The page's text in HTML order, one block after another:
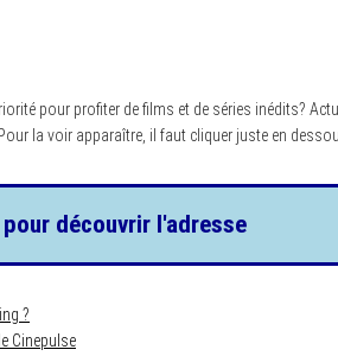
pour profiter de films et de séries inédits?
la voir apparaître, il faut cliquer juste en
découvrir l'adresse
?
Cinepulse